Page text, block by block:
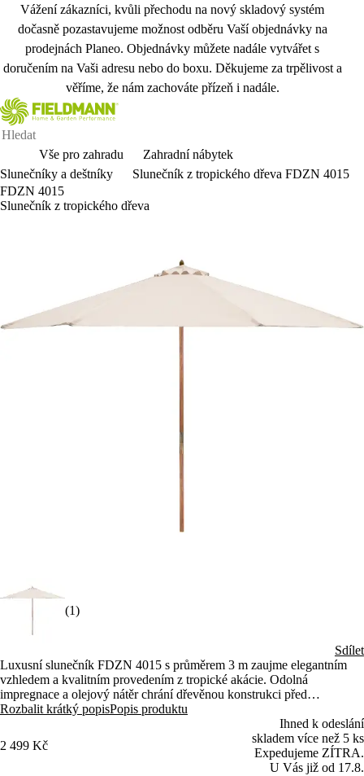
Vážení zákazníci, kvůli přechodu na nový skladový systém
dočasně pozastavujeme možnost odběru Vaší objednávky na
prodejnách Planeo. Objednávky můžete nadále vytvářet s
doručením na Vaši adresu nebo do boxu. Děkujeme za trpělivost a
věříme, že nám zachováte přízeň i nadále.
Vše pro zahradu
Zahradní nábytek
Slunečníky a deštníky
Slunečník z tropického dřeva FDZN 4015
FDZN 4015
Slunečník z tropického dřeva
(1)
Sdílet
Luxusní slunečník FDZN 4015 s průměrem 3 m zaujme elegantním
vzhledem a kvalitním provedením z tropické akácie. Odolná
impregnace a olejový nátěr chrání dřevěnou konstrukci před
povětrnostními vlivy. Impregnovaný polyesterový potah v krémové
barvě poskytuje spolehlivou ochranu před sluncem i nenadálým
deštěm.
Rozbalit krátký popisPopis produktu
2 499 Kč
Ihned k odeslání
skladem více než 5 ks
Expedujeme ZÍTRA.
U Vás již od 17.8.